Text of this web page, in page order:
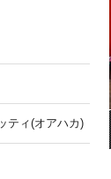
ティ(オアハカ)